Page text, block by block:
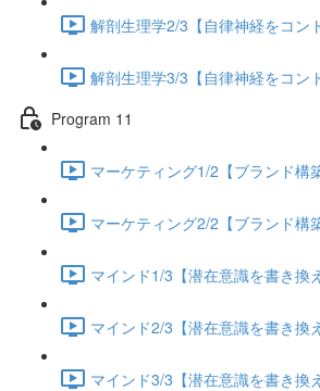
解剖生理学2/3【自律神経をコン
解剖生理学3/3【自律神経をコン
Program 11
マーケティング1/2【ブランド構
マーケティング2/2【ブランド構
マインド1/3【潜在意識を書き換
マインド2/3【潜在意識を書き換
マインド3/3【潜在意識を書き換